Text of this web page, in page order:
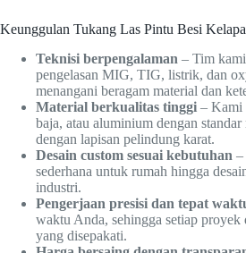
Keunggulan Tukang Las Pintu Besi
Teknisi berpengalaman – Tim
pengelasan MIG, TIG, listrik, dan
menangani beragam material dan
Material berkualitas tinggi – Kami
baja, atau aluminium dengan
dengan lapisan pelindung karat.
Desain custom sesuai kebutuhan –
sederhana untuk rumah hingga
industri.
Pengerjaan presisi dan tepat
waktu Anda, sehingga setiap proyek
yang disepakati.